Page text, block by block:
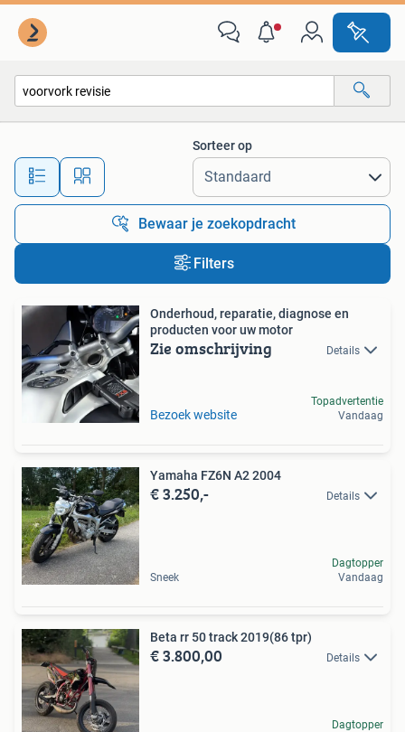
Alle afstanden…
Sorteer op
Bewaar je zoekopdracht
Filters
Onderhoud, reparatie, diagnose en
producten voor uw motor
Zie omschrijving Details
Bezoek website
Topadvertentie
Vandaag
Yamaha FZ6N A2 2004
€ 3.250,- Details
Sneek
Dagtopper
Vandaag
Beta rr 50 track 2019(86 tpr)
€ 3.800,00 Details
Dagtopper